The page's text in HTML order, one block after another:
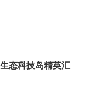
态科技岛精英汇